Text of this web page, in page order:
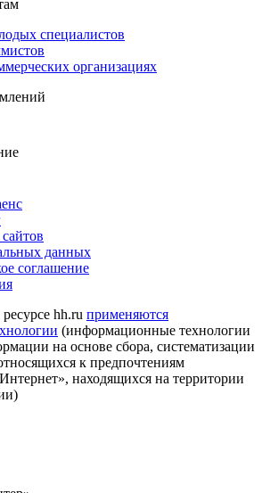
специалистов
организациях
данных
соглашение
hh.ru применяются
(информационные технологии
на основе сбора, систематизации
к предпочтениям
находящихся на территории